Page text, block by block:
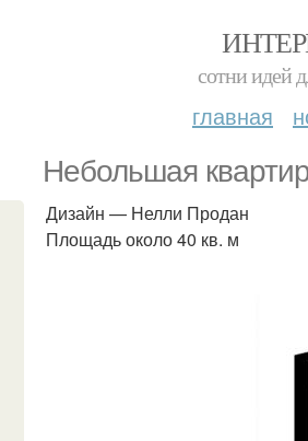
сотни идей
главная
Небольшая
Дизайн — Нелли Продан
Площадь около 40 кв. м